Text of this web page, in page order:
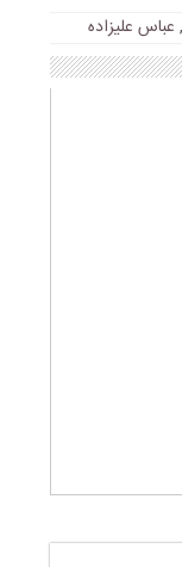
, عباس علیزاده